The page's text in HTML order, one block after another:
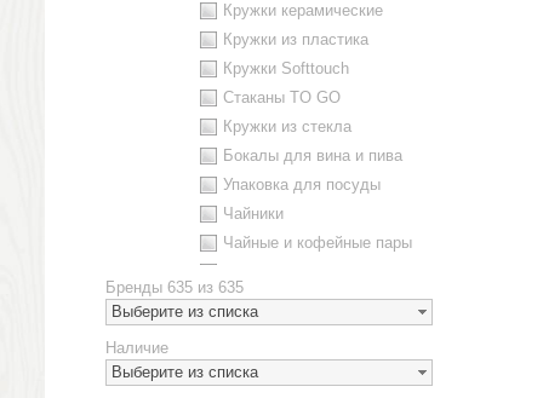
Кружки керамические
Кружки из пластика
Кружки Softtouch
Стаканы TO GO
Кружки из стекла
Бокалы для вина и пива
Упаковка для посуды
Чайники
Чайные и кофейные пары
Наборы посуды
Предметы сервировки
Стаканы
Эко кружки
Бренды 635 из 635
Выберите из списка
Наличие
Выберите из списка